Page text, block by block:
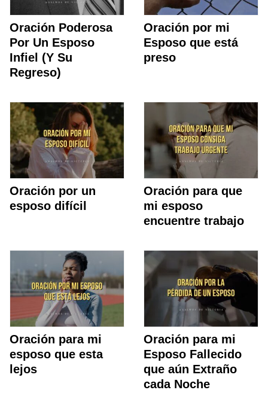
Oración Poderosa
Por Un Esposo
Infiel (Y Su
Regreso)
Oración por mi
Esposo que está
preso
Oración por un
esposo difícil
Oración para que
mi esposo
encuentre trabajo
Oración para mi
esposo que esta
lejos
Oración para mi
Esposo Fallecido
que aún Extraño
cada Noche